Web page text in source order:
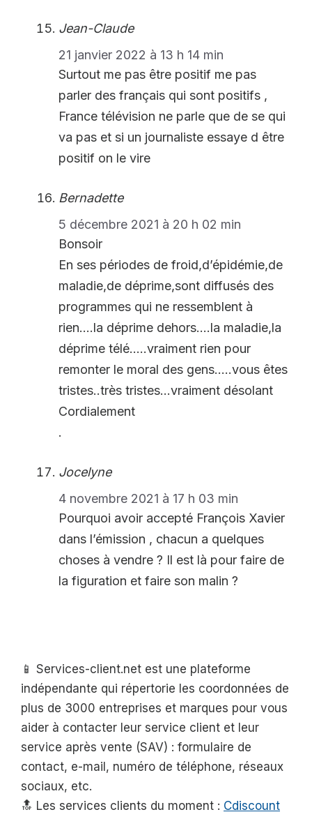
Jean-Claude
21 janvier 2022 à 13 h 14 min
Surtout me pas être positif me pas
parler des français qui sont positifs ,
France télévision ne parle que de se qui
va pas et si un journaliste essaye d être
positif on le vire
Bernadette
5 décembre 2021 à 20 h 02 min
Bonsoir
En ses périodes de froid,d’épidémie,de
maladie,de déprime,sont diffusés des
programmes qui ne ressemblent à
rien….la déprime dehors….la maladie,la
déprime télé…..vraiment rien pour
remonter le moral des gens…..vous êtes
tristes..très tristes…vraiment désolant
Cordialement
.
Jocelyne
4 novembre 2021 à 17 h 03 min
Pourquoi avoir accepté François Xavier
dans l’émission , chacun a quelques
choses à vendre ? Il est là pour faire de
la figuration et faire son malin ?
📱 Services-client.net est une plateforme
indépendante qui répertorie les coordonnées de
plus de 3000 entreprises et marques pour vous
aider à contacter leur service client et leur
service après vente (SAV) : formulaire de
contact, e-mail, numéro de téléphone, réseaux
sociaux, etc.
🔝 Les services clients du moment : Cdiscount